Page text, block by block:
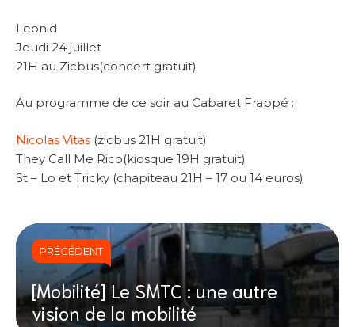
Leonid
Jeudi 24 juillet
21H au Zicbus(concert gratuit)
Au programme de ce soir au Cabaret Frappé :
Nicolas Vitas (zicbus 21H gratuit)
They Call Me Rico(kiosque 19H gratuit)
St – Lo et Tricky (chapiteau 21H – 17 ou 14 euros)
PRÉCÉDENT
[Mobilité] Le SMTC : une autre
vision de la mobilité